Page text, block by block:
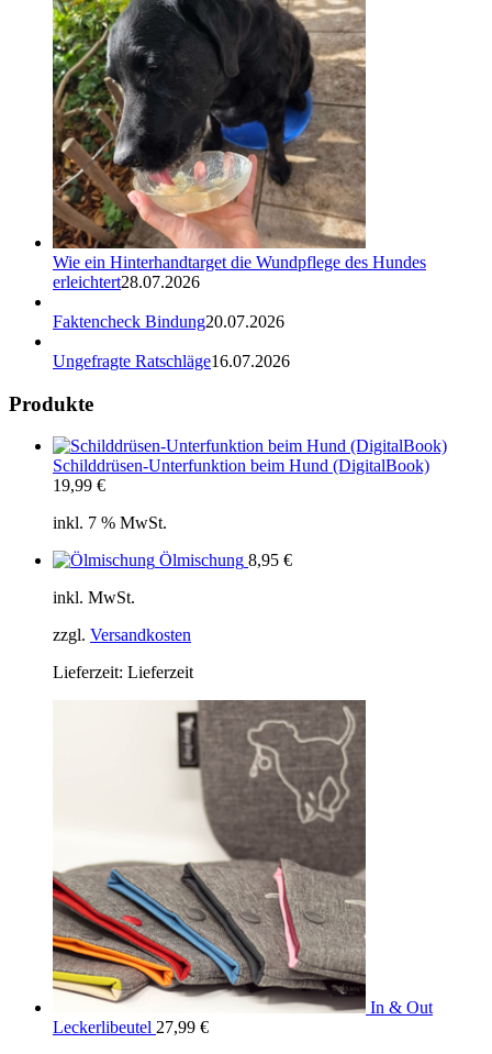
Wie ein Hinterhandtarget die Wundpflege des Hundes
erleichtert28.07.2026
Faktencheck Bindung20.07.2026
Ungefragte Ratschläge16.07.2026
Produkte
Schilddrüsen-Unterfunktion beim Hund (DigitalBook)
19,99 €
inkl. 7 % MwSt.
Ölmischung 8,95 €
inkl. MwSt.
zzgl. Versandkosten
Lieferzeit: Lieferzeit
In & Out
Leckerlibeutel 27,99 €